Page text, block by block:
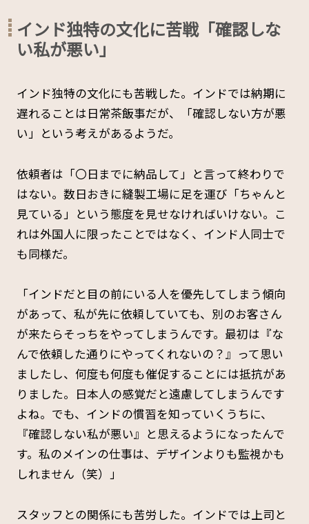
インド独特の文化に苦戦「確認しな
い私が悪い」
インド独特の文化にも苦戦した。インドでは納期に
遅れることは日常茶飯事だが、「確認しない方が悪
い」という考えがあるようだ。
依頼者は「〇日までに納品して」と言って終わりで
はない。数日おきに縫製工場に足を運び「ちゃんと
見ている」という態度を見せなければいけない。こ
れは外国人に限ったことではなく、インド人同士で
も同様だ。
「インドだと目の前にいる人を優先してしまう傾向
があって、私が先に依頼していても、別のお客さん
が来たらそっちをやってしまうんです。最初は『な
んで依頼した通りにやってくれないの？』って思い
ましたし、何度も何度も催促することには抵抗があ
りました。日本人の感覚だと遠慮してしまうんです
よね。でも、インドの慣習を知っていくうちに、
『確認しない私が悪い』と思えるようになったんで
す。私のメインの仕事は、デザインよりも監視かも
しれません（笑）」
スタッフとの関係にも苦労した。インドでは上司と